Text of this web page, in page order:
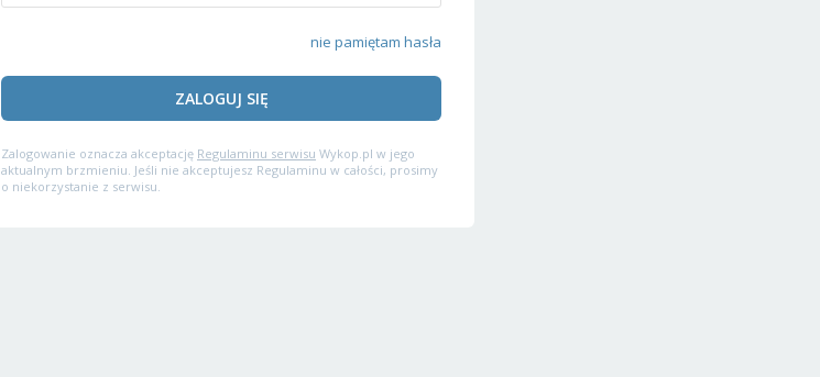
nie pamiętam hasła
ZALOGUJ SIĘ
Zalogowanie oznacza akceptację Regulaminu serwisu Wykop.pl w jego
aktualnym brzmieniu. Jeśli nie akceptujesz Regulaminu w całości, prosimy
o niekorzystanie z serwisu.